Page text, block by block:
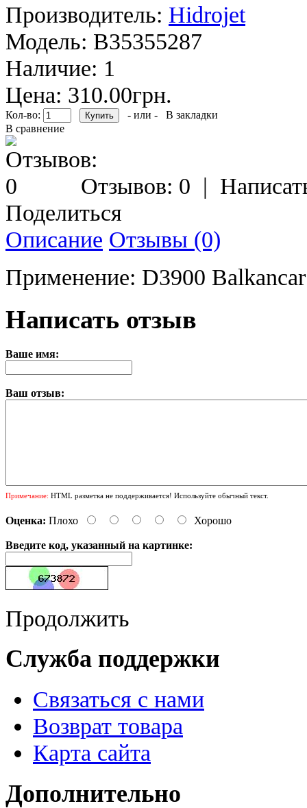
Производитель: Hidrojet
Модель: B35355287
Наличие: 1
Цена: 310.00грн.
Кол-во: - или -
В закладки
В сравнение
Отзывов: 0 |
Поделиться
Описание Отзывы (0)
Применение: D3900 Balkancar
Написать отзыв
Ваше имя:
Ваш отзыв:
Примечание: HTML разметка не поддерживается! Используйте обычный текст.
Оценка: Плохо Хорошо
Введите код, указанный на картинке:
Продолжить
Служба поддержки
Связаться с нами
Возврат товара
Карта сайта
Дополнительно